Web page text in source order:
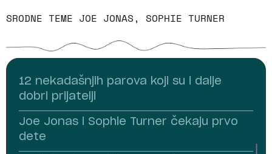
SRODNE TEME JOE JONAS, SOPHIE TURNER
12 nekadašnjih parova koji su i dalje
dobri prijatelji
Joe Jonas i Sophie Turner čekaju prvo
dete